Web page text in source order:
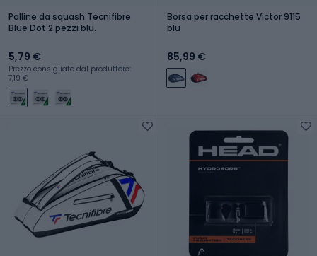
Palline da squash Tecnifibre
Blue Dot 2 pezzi blu.
5,79 €
Prezzo consigliato dal produttore:
7,19 €
Borsa per racchette Victor 9115
blu
85,99 €